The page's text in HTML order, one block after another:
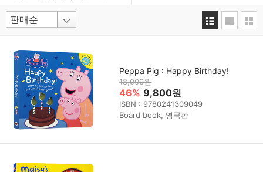
Peppa Pig : Happy Birthday!
18,000원
46% 9,800원
ISBN : 9780241309049
Board book, 영국판